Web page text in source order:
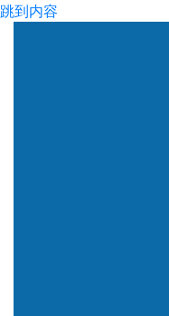
跳到内容